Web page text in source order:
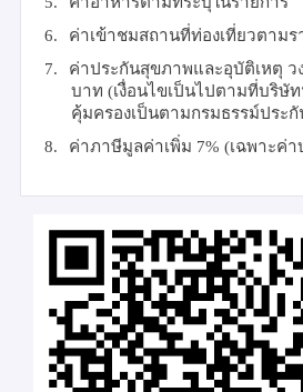
6.
ค่าเข้าชมสถานที่ท่องเที่ยวตามร
7.
ค่าประกันสุขภาพและอุบัติเหตุ วง
บาท (เงื่อนไขเป็นไปตามที่บริษั
คุ้มครองเป็นตามกรมธรรม์ประ
8.
ค่าภาษีมูลค่าเพิ่ม 7% (เฉพาะค่า